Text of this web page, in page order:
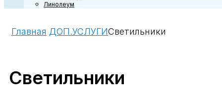
Линолеум
Главная ДОП.УСЛУГИСветильники
Светильники